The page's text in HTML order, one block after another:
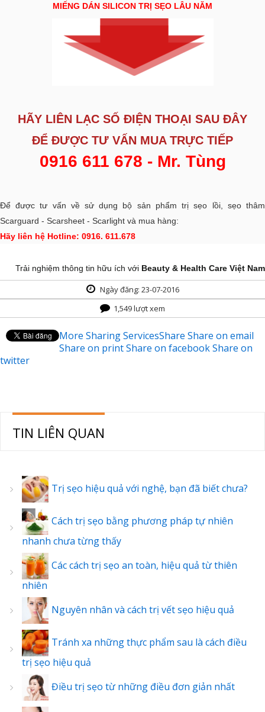
MIẾNG DÁN SILICON TRỊ SẸO LÂU NĂM
HÃY LIÊN LẠC SỐ ĐIỆN THOẠI SAU ĐÂY
ĐỂ ĐƯỢC TƯ VẤN MUA TRỰC TIẾP
0916 611 678 - Mr. Tùng
Để được tư vấn về sử dụng bộ sản phẩm trị sẹo lồi, sẹo thâm
Scarguard - Scarsheet - Scarlight và mua hàng:
Hãy liên hệ Hotline: 0916. 611.678
Trải nghiệm thông tin hữu ích với Beauty & Health Care Việt Nam
Ngày đăng: 23-07-2016
1,549 lượt xem
More Sharing ServicesShare Share on email
Share on printShare on facebookShare on
twitter
TIN LIÊN QUAN
Trị sẹo hiệu quả với nghệ, bạn đã biết chưa?
Cách trị sẹo bằng phương pháp tự nhiên
nhanh chưa từng thấy
Các cách trị sẹo an toàn, hiệu quả từ thiên
nhiên
Nguyên nhân và cách trị vết sẹo hiệu quả
Tránh xa những thực phẩm sau là cách điều
trị sẹo hiệu quả
Điều trị sẹo từ những điều đơn giản nhất